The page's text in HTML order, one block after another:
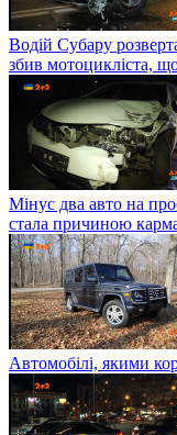
Водій Субару
збив мотоцикліста,
Мінус два авто на
стала причиною
Автомобілі, якими